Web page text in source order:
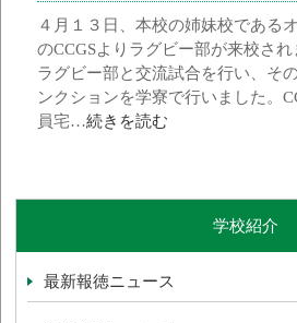
４月１３日、本校の姉妹校である
のCCGSよりラグビー部が来校さ
ラグビー部と交流試合を行い、そ
ンクションを学寮で行いました。
員宅…続きを読む
学校紹介
最新報徳ニュース